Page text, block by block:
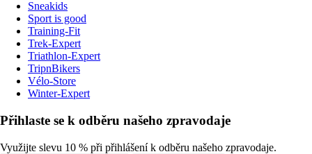
Sneakids
Sport is good
Training-Fit
Trek-Expert
Triathlon-Expert
TripnBikers
Vélo-Store
Winter-Expert
Přihlaste se k odběru našeho zpravodaje
Využijte slevu 10 % při přihlášení k odběru našeho zpravodaje.